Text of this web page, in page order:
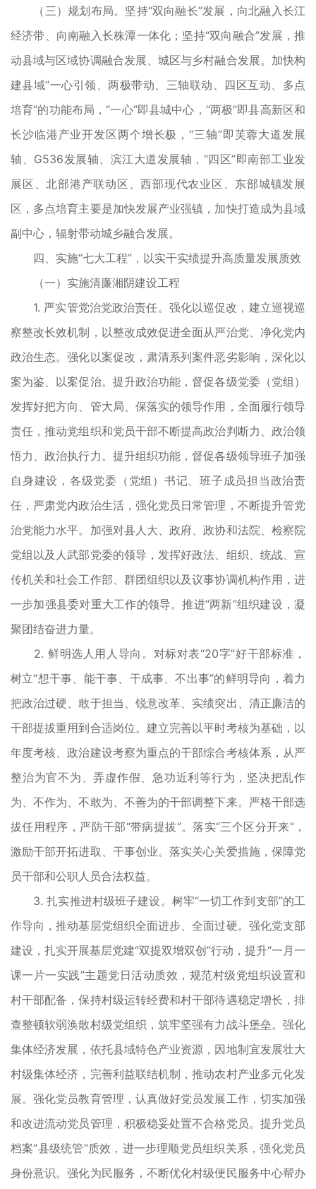
（三）规划布局。坚持“双向融长”发展，向北融入长江
经济带、向南融入长株潭一体化；坚持“双向融合”发展，推
动县域与区域协调融合发展、城区与乡村融合发展。加快构
建县域“一心引领、两极带动、三轴联动、四区互动、多点
培育”的功能布局，“一心”即县城中心，“两极”即县高新区和
长沙临港产业开发区两个增长极，“三轴”即芙蓉大道发展
轴、G536发展轴、滨江大道发展轴，“四区”即南部工业发
展区、北部港产联动区、西部现代农业区、东部城镇发展
区，多点培育主要是加快发展产业强镇，加快打造成为县域
副中心，辐射带动城乡融合发展。
四、实施“七大工程”，以实干实绩提升高质量发展质效
（一）实施清廉湘阴建设工程
1. 严实管党治党政治责任。强化以巡促改，建立巡视巡
察整改长效机制，以整改成效促进全面从严治党、净化党内
政治生态。强化以案促改，肃清系列案件恶劣影响，深化以
案为鉴、以案促治。提升政治功能，督促各级党委（党组）
发挥好把方向、管大局、保落实的领导作用，全面履行领导
责任，推动党组织和党员干部不断提高政治判断力、政治领
悟力、政治执行力。提升组织功能，督促各级领导班子加强
自身建设，各级党委（党组）书记、班子成员担当政治责
任，严肃党内政治生活，强化党员日常管理，不断提升管党
治党能力水平。加强对县人大、政府、政协和法院、检察院
党组以及人武部党委的领导，发挥好政法、组织、统战、宣
传机关和社会工作部、群团组织以及议事协调机构作用，进
一步加强县委对重大工作的领导。推进“两新”组织建设，凝
聚团结奋进力量。
2. 鲜明选人用人导向。对标对表“20字”好干部标准，
树立“想干事、能干事、干成事、不出事”的鲜明导向，着力
把政治过硬、敢于担当、锐意改革、实绩突出、清正廉洁的
干部提拔重用到合适岗位。建立完善以平时考核为基础，以
年度考核、政治建设考察为重点的干部综合考核体系，从严
整治为官不为、弄虚作假、急功近利等行为，坚决把乱作
为、不作为、不敢为、不善为的干部调整下来。严格干部选
拔任用程序，严防干部“带病提拔”。落实“三个区分开来”，
激励干部开拓进取、干事创业。落实关心关爱措施，保障党
员干部和公职人员合法权益。
3. 扎实推进村级班子建设。树牢“一切工作到支部”的工
作导向，推动基层党组织全面进步、全面过硬。强化党支部
建设，扎实开展基层党建“双提双增双创”行动，提升“一月一
课一片一实践”主题党日活动质效，规范村级党组织设置和
村干部配备，保持村级运转经费和村干部待遇稳定增长，排
查整顿软弱涣散村级党组织，筑牢坚强有力战斗堡垒。强化
集体经济发展，依托县域特色产业资源，因地制宜发展壮大
村级集体经济，完善利益联结机制，推动农村产业多元化发
展。强化党员教育管理，认真做好党员发展工作，切实加强
和改进流动党员管理，积极稳妥处置不合格党员。提升党员
档案“县级统管”质效，进一步理顺党员组织关系，强化党员
身份意识。强化为民服务，不断优化村级便民服务中心帮办